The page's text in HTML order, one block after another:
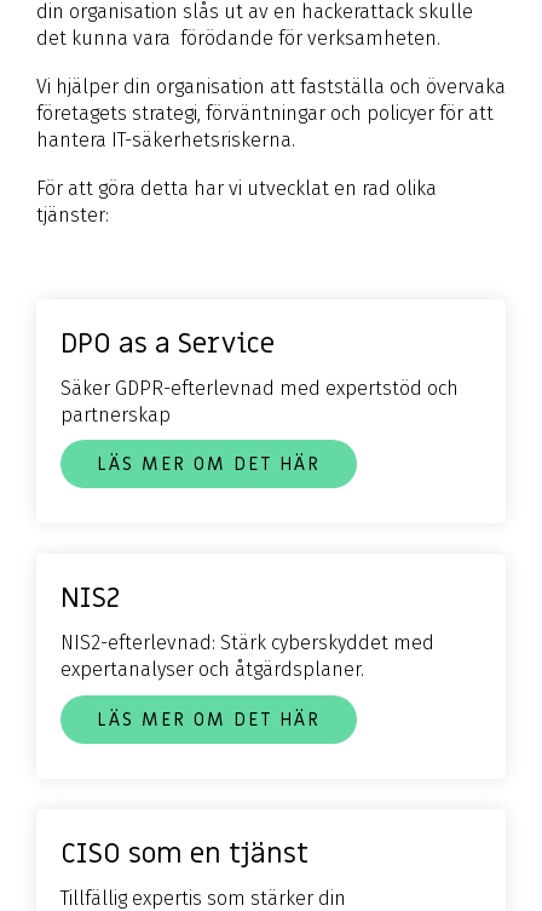
din organisation slås ut av en hackerattack skulle
det kunna vara förödande för verksamheten.
Vi hjälper din organisation att fastställa och övervaka
företagets strategi, förväntningar och policyer för att
hantera IT-säkerhetsriskerna.
För att göra detta har vi utvecklat en rad olika
tjänster:
DPO as a Service
Säker GDPR-efterlevnad med expertstöd och
partnerskap
LÄS MER OM DET HÄR
NIS2
NIS2-efterlevnad: Stärk cyberskyddet med
expertanalyser och åtgärdsplaner.
LÄS MER OM DET HÄR
CISO som en tjänst
Tillfällig expertis som stärker din